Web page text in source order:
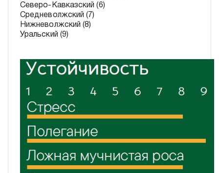
Северо-Кавказский (6)
Средневолжский (7)
Нижневолжский (8)
Уральский (9)